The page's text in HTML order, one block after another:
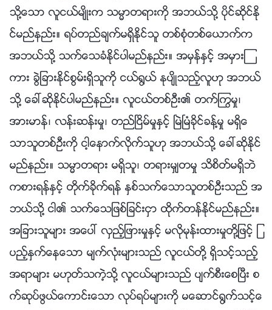
သို႔ေသာ လူငယ္မ်ိဳးက သမၼာတရားကို အဘယ္သို႔ ပိုင္ဆိုင္ႏို
င္မည္နည္း။ ရပ္တည္ခ်က္မရွိႏိုင္သူ တစ္စုံတစ္ေယာက္က
အဘယ္သို႔ သက္ေသခံႏိုင္ပါမည္နည္း။ အမွန္ႏွင့္ အမွားၾ
ကား ခြဲျခားႏိုင္စြမ္းရွိသူကို ငယ္႐ြယ္ ႏုပ်ိဳသည့္လူဟု အဘယ္
သို႔ ေခၚဆိုႏိုင္ပါမည္နည္း။ လူငယ္တစ္ဦး၏ တက္ႂကြမႈ၊
အားမာန္၊ လန္းဆန္းမႈ၊ တည္ၿငိမ္မႈႏွင့္ ၿမဲၿမံခိုင္ခန႔္မႈ မရွိေ
သာသူတစ္ဦးကို ငါ့ေနာက္လိုက္သူဟု အဘယ္သို႔ ေခၚဆိုႏိုင္
မည္နည္း။ သမၼာတရား မရွိသူ၊ တရားမွ်တမႈ သိစိတ္မရွိဘဲ
ကစားရန္ႏွင့္ တိုက္ခိုက္ရန္ ႏွစ္သက္ေသာသူတစ္ဦးသည္ အ
ဘယ္သို႔ ငါ၏ သက္ေသျဖစ္ျခင္းငွာ ထိုက္တန္ႏိုင္မည္နည္း။
အျခားသူမ်ား အေပၚ လွည့္ျဖားမႈႏွင့္ မလိုမုန္းထားမႈတို႔ျဖင့္ ျ
ပည့္ႏွက္ေနေသာ မ်က္လုံးမ်ားသည္ လူငယ္တို႔ ရွိသင့္သည့္
အရာမ်ား မဟုတ္သကဲ့သို႔ လူငယ္မ်ားသည္ ပ်က္စီးေစၿပီး စ
က္ဆုပ္ဖြယ္ေကာင္းေသာ လုပ္ရပ္မ်ားကို မေဆာင္႐ြက္သင့္ေ